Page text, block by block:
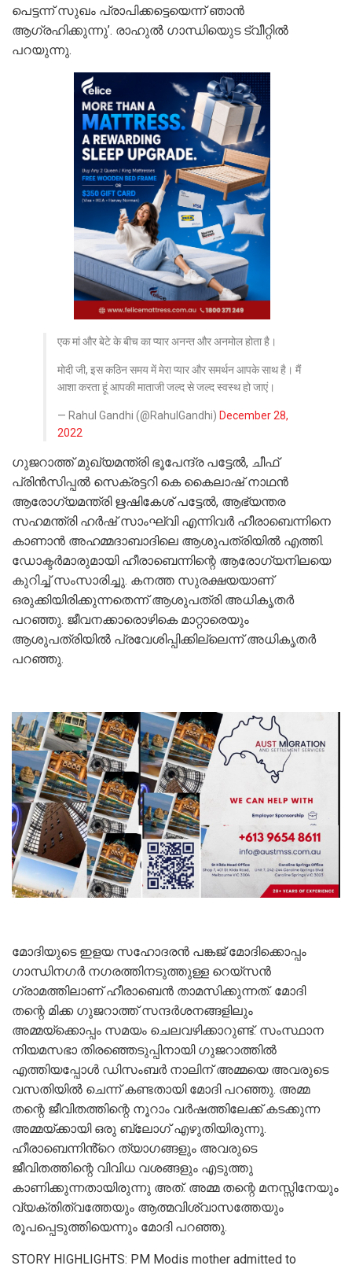
പെട്ടന്ന് സുഖം പ്രാപിക്കട്ടെയെന്ന് ഞാൻ
ആഗ്രഹിക്കുന്നു’. രാഹുൽ ഗാന്ധിയുെട ട്വീറ്റിൽ
പറയുന്നു.
एक मां और बेटे के बीच का प्यार अनन्त और अनमोल होता है।
मोदी जी, इस कठिन समय में मेरा प्यार और समर्थन आपके साथ है। मैं
आशा करता हूं आपकी माताजी जल्द से जल्द स्वस्थ हो जाएं।
— Rahul Gandhi (@RahulGandhi) December 28,
2022
ഗുജറാത്ത് മുഖ്യമന്ത്രി ഭൂപേന്ദ്ര പട്ടേൽ, ചീഫ്
പ്രിൻസിപ്പൽ സെക്രട്ടറി കെ കൈലാഷ് നാഥൻ
ആരോഗ്യമന്ത്രി ഋഷികേശ് പട്ടേൽ, ആഭ്യന്തര
സഹമന്ത്രി ഹർഷ് സാംഘ്വി എന്നിവർ ഹീരാബെന്നിനെ
കാണാൻ അഹമ്മദാബാദിലെ ആശുപത്രിയിൽ എത്തി.
ഡോക്ടർമാരുമായി ഹീരാബെന്നിന്റെ ആരോഗ്യനിലയെ
കുറിച്ച് സംസാരിച്ചു. കനത്ത സുരക്ഷയയാണ്
ഒരുക്കിയിരിക്കുന്നതെന്ന് ആശുപത്രി അധികൃതർ
പറഞ്ഞു. ജീവനക്കാരൊഴികെ മാറ്റാരെയും
ആശുപത്രിയിൽ പ്രവേശിപ്പിക്കില്ലെന്ന് അധികൃതർ
പറഞ്ഞു.
മോദിയുടെ ഇളയ സഹോദരൻ പങ്കജ് മോദിക്കൊപ്പം
ഗാന്ധിനഗർ നഗരത്തിനടുത്തുള്ള റെയ്‌സൻ
ഗ്രാമത്തിലാണ് ഹീരാബെൻ താമസിക്കുന്നത്. മോദി
തന്റെ മിക്ക ഗുജറാത്ത് സന്ദർശനങ്ങളിലും
അമ്മയ്‌ക്കൊപ്പം സമയം ചെലവഴിക്കാറുണ്ട്. സംസ്ഥാന
നിയമസഭാ തിരഞ്ഞെടുപ്പിനായി ഗുജറാത്തിൽ
എത്തിയപ്പോൾ ഡിസംബർ നാലിന് അമ്മയെ അവരുടെ
വസതിയിൽ ചെന്ന് കണ്ടതായി മോദി പറഞ്ഞു. അമ്മ
തന്റെ ജീവിതത്തിന്റെ നൂറാം വർഷത്തിലേക്ക് കടക്കുന്ന
അമ്മയ്ക്കായി ഒരു ബ്ലോഗ് എഴുതിയിരുന്നു.
ഹീരാബെന്നിൻ്റെ ത്യാഗങ്ങളും അവരുടെ
ജീവിതത്തിന്റെ വിവിധ വശങ്ങളും എടുത്തു
കാണിക്കുന്നതായിരുന്നു അത്. അമ്മ തന്റെ മനസ്സിനേയും
വ്യക്തിത്വത്തേയും ആത്മവിശ്വാസത്തേയും
രൂപപ്പെടുത്തിയെന്നും മോദി പറഞ്ഞു.
STORY HIGHLIGHTS: PM Modis mother admitted to